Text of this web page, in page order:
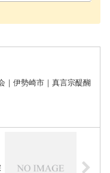
｜伊勢崎市｜真言宗醍醐